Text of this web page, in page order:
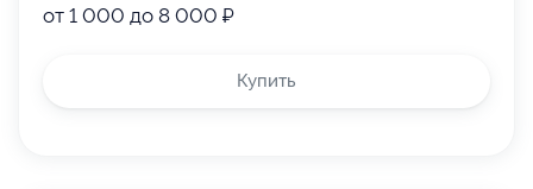
от 1 000 до 8 000 ₽
Купить